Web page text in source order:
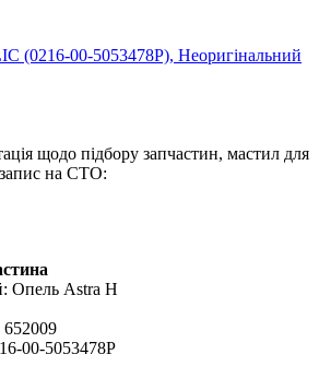
щодо підбору запчастин, мастил для
на СТО:
Опель Astra H
00-5053478P